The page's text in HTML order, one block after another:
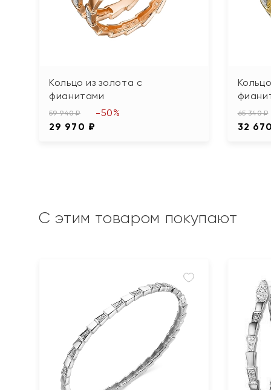
Кольцо из золота с
фианитами
59 940 ₽
29 970 ₽
-50% 65 340 ₽
32
С этим товаром покупают